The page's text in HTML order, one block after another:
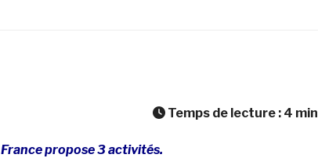
Temps de lecture : 4 min
propose 3 activités.